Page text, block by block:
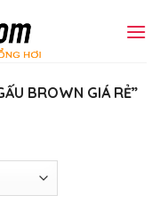
BROWN GIÁ RẺ”